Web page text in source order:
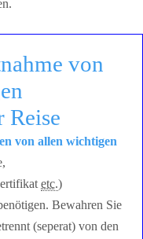
von
Reise
von allen wichtigen
etc.)
Bewahren Sie
(seperat) von den